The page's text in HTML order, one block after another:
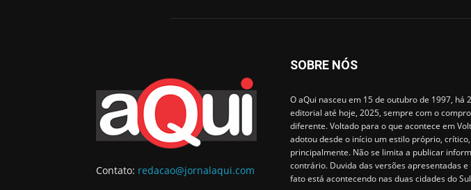
Contato: redacao@jornalaqui.com
SOBRE NÓS
O aQui nasceu em 15 de outubro de 1997, há
editorial até hoje, 2025, sempre com o
diferente. Voltado para o que acontece em
adotou desde o início um estilo próprio,
principalmente. Não se limita a publicar
contrário. Duvida das versões apresentadas
fato está acontecendo nas duas cidades do